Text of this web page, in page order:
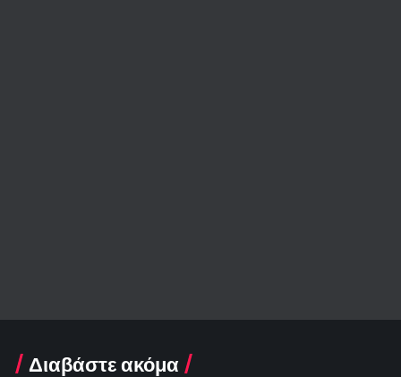
Διαβάστε ακόμα